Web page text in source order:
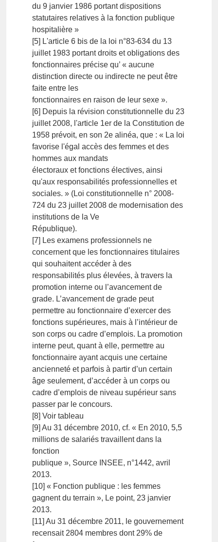
du 9 janvier 1986 portant dispositions
statutaires relatives à la fonction publique
hospitalière »
[5] L'article 6 bis de la loi n°83-634 du 13
juillet 1983 portant droits et obligations des
fonctionnaires précise qu’ « aucune
distinction directe ou indirecte ne peut être
faite entre les
fonctionnaires en raison de leur sexe ».
[6] Depuis la révision constitutionnelle du 23
juillet 2008, l'article 1er de la Constitution de
1958 prévoit, en son 2e alinéa, que : « La loi
favorise l'égal accès des femmes et des
hommes aux mandats
électoraux et fonctions électives, ainsi
qu'aux responsabilités professionnelles et
sociales. » (Loi constitutionnelle n° 2008-
724 du 23 juillet 2008 de modernisation des
institutions de la Ve
République).
[7] Les examens professionnels ne
concernent que les fonctionnaires titulaires
qui souhaitent accéder à des
responsabilités plus élevées, à travers la
promotion interne ou l’avancement de
grade. L’avancement de grade peut
permettre au fonctionnaire d’exercer des
fonctions supérieures, mais à l’intérieur de
son corps ou cadre d’emplois. La promotion
interne peut, quant à elle, permettre au
fonctionnaire ayant acquis une certaine
ancienneté et parfois à partir d’un certain
âge seulement, d’accéder à un corps ou
cadre d’emplois de niveau supérieur sans
passer par le concours.
[8] Voir tableau
[9] Au 31 décembre 2010, cf. « En 2010, 5,5
millions de salariés travaillent dans la
fonction
publique », Source INSEE, n°1442, avril
2013.
[10] « Fonction publique : les femmes
gagnent du terrain », Le point, 23 janvier
2013.
[11] Au 31 décembre 2011, le gouvernement
recensait 2804 membres dont 29% de